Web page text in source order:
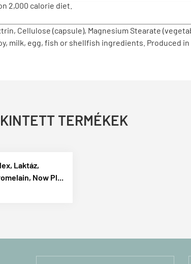
2,000 calorie diet.
Cellulose (capsule), Magnesium Stearate
milk, egg, fish or shellfish ingredients. Produced
TERMÉKEK
Laktáz,
Now Pl...